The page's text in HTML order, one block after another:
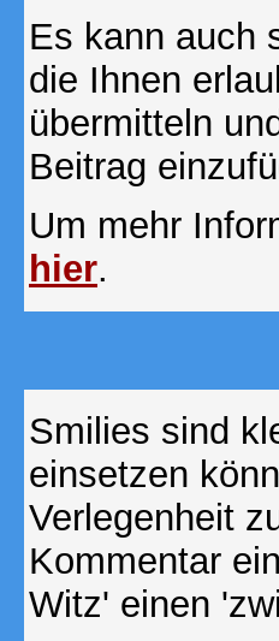
Es kann auch
die Ihnen
übermitteln
Beitrag
Um mehr
hier.
Smilies sind
einsetzen
Verlegenheit
Kommentar
Witz' einen